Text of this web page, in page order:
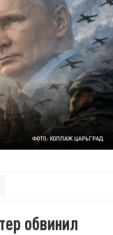
ФОТО: КОЛЛАЖ ЦАРЬГРАД
обвинил